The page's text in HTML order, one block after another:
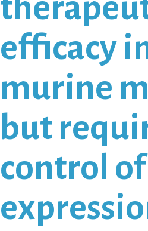
efficacy
murine
but
control